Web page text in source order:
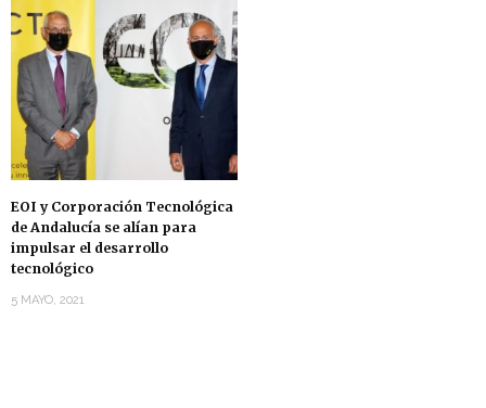
EOI y Corporación Tecnológica
de Andalucía se alían para
impulsar el desarrollo
tecnológico
5 MAYO, 2021